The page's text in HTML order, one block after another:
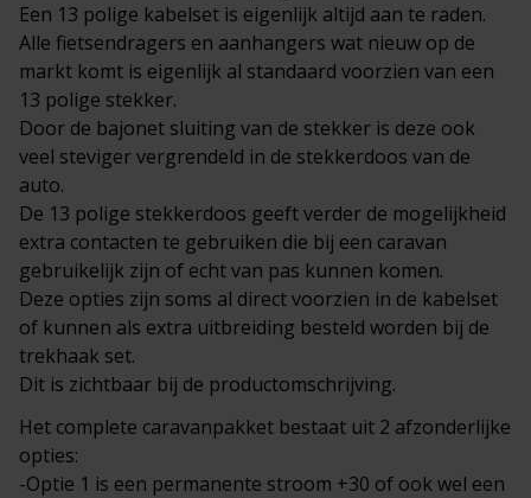
Een 13 polige kabelset is eigenlijk altijd aan te raden.
Alle fietsendragers en aanhangers wat nieuw op de
markt komt is eigenlijk al standaard voorzien van een
13 polige stekker.
Door de bajonet sluiting van de stekker is deze ook
veel steviger vergrendeld in de stekkerdoos van de
auto.
De 13 polige stekkerdoos geeft verder de mogelijkheid
extra contacten te gebruiken die bij een caravan
gebruikelijk zijn of echt van pas kunnen komen.
Deze opties zijn soms al direct voorzien in de kabelset
of kunnen als extra uitbreiding besteld worden bij de
trekhaak set.
Dit is zichtbaar bij de productomschrijving.
Het complete caravanpakket bestaat uit 2 afzonderlijke
opties:
-Optie 1 is een permanente stroom +30 of ook wel een